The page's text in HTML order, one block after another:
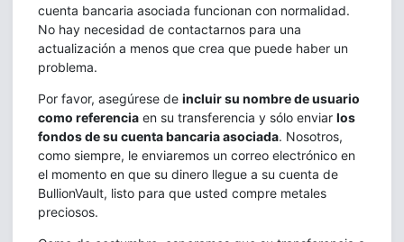
cuenta bancaria asociada funcionan con normalidad.
No hay necesidad de contactarnos para una
actualización a menos que crea que puede haber un
problema.
Por favor, asegúrese de incluir su nombre de usuario
como referencia en su transferencia y sólo enviar los
fondos de su cuenta bancaria asociada. Nosotros,
como siempre, le enviaremos un correo electrónico en
el momento en que su dinero llegue a su cuenta de
BullionVault, listo para que usted compre metales
preciosos.